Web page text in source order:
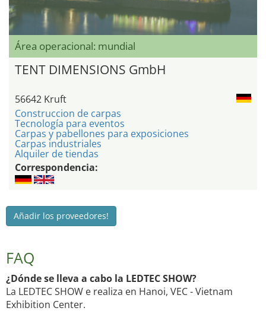
Área operacional: mundial
TENT DIMENSIONS GmbH
56642 Kruft
Construccion de carpas
Tecnología para eventos
Carpas y pabellones para exposiciones
Carpas industriales
Alquiler de tiendas
Correspondencia:
Añadir los proveedores!
FAQ
¿Dónde se lleva a cabo la LEDTEC SHOW?
La LEDTEC SHOW e realiza en Hanoi, VEC - Vietnam
Exhibition Center.